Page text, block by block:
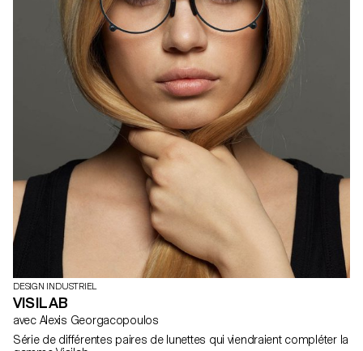
DESIGN INDUSTRIEL
VISILAB
avec Alexis Georgacopoulos
Série de différentes paires de lunettes qui viendraient compléter la